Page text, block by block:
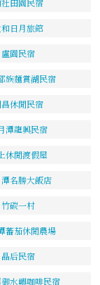
日月旅館
盧園民宿
族麵賞湖民宿
昌休閒民宿
潭龍興民宿
休閒渡假屋
潭名勝大飯店
竹碳一村
蕃茄休閒農場
晶后民宿
御水嶼咖啡民宿